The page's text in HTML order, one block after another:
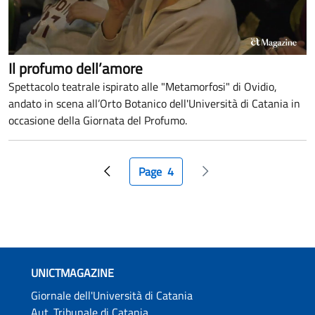
Il profumo dell’amore
Spettacolo teatrale ispirato alle "Metamorfosi" di Ovidio,
andato in scena all’Orto Botanico dell'Università di Catania in
occasione della Giornata del Profumo.
Paginazione
Pagina precedentePagina attuale
Page 4 Pagina successiva
UNICTMAGAZINE
Giornale dell'Università di Catania